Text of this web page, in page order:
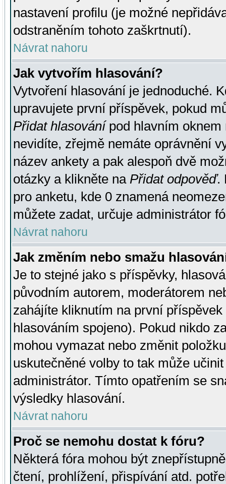
nastavení profilu (je možné
odstraněním tohoto zaškrtnutí).
Návrat nahoru
Jak vytvořím hlasování?
Vytvoření hlasování je jednoduché.
upravujete první příspěvek, pokud
Přidat hlasovánípod hlavním oknem
nevidíte, zřejmě nemáte oprávnění
název ankety a pak alespoň dvě
otázky a klikněte na Přidat odpověď.
pro anketu, kde 0 znamená
můžete zadat, určuje administrátor
Návrat nahoru
Jak změním nebo smažu
Je to stejné jako s příspěvky,
původním autorem, moderátorem
zahájíte kliknutím na první
hlasováním spojeno). Pokud nikdo
mohou vymazat nebo změnit
uskutečněné volby to tak může
administrátor. Tímto opatřením se
výsledky hlasování.
Návrat nahoru
Proč se nemohu dostat k fóru?
Některá fóra mohou být
čtení, prohlížení, přispívání atd.